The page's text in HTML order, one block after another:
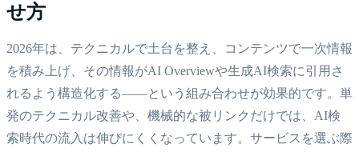
せ方
2026年は、テクニカルで土台を整え、コンテンツで一次情報
を積み上げ、その情報がAI Overviewや生成AI検索に引用さ
れるよう構造化する——という組み合わせが効果的です。単
発のテクニカル改善や、機械的な被リンクだけでは、AI検
索時代の流入は伸びにくくなっています。サービスを選ぶ際